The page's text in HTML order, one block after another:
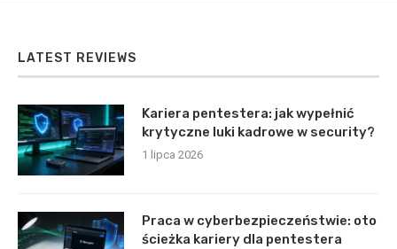
LATEST REVIEWS
Kariera pentestera: jak wypełnić
krytyczne luki kadrowe w security?
1 lipca 2026
Praca w cyberbezpieczeństwie: oto
ścieżka kariery dla pentestera